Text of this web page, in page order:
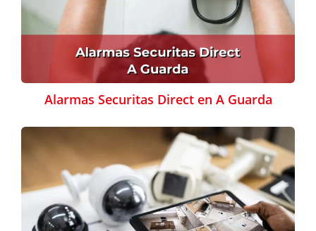
Alarmas Securitas Direct en A Guarda